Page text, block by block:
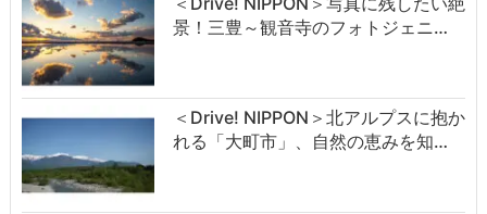
景！三豊～観音寺のフォトジェニ…
＜Drive! NIPPON＞北アルプスに抱か
れる「大町市」、自然の恵みを知…